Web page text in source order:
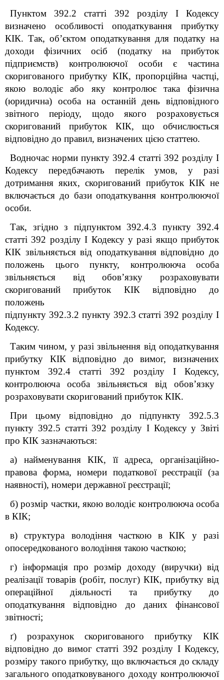
Пунктом 392.2 статті 392 розділу I Кодексу
визначено особливості оподаткування прибутку
КІК. Так, об’єктом оподаткування для податку на
доходи фізичних осіб (податку на прибуток
підприємств) контролюючої особи є частина
скоригованого прибутку КІК, пропорційна частці,
якою володіє або яку контролює така фізична
(юридична) особа на останній день відповідного
звітного періоду, щодо якого розраховується
скоригований прибуток КІК, що обчислюється
відповідно до правил, визначених цією статтею.
Водночас норми пункту 392.4 статті 392 розділу I
Кодексу передбачають перелік умов, у разі
дотримання яких, скоригований прибуток КІК не
включається до бази оподаткування контролюючої
особи.
Так, згідно з підпунктом 392.4.3 пункту 392.4
статті 392 розділу I Кодексу у разі якщо прибуток
КІК звільняється від оподаткування відповідно до
положень цього пункту, контролююча особа
звільняється від обов’язку розраховувати
скоригований прибуток КІК відповідно до
положень
підпункту 392.3.2 пункту 392.3 статті 392розділу I
Кодексу.
Таким чином, у разі звільнення від оподаткування
прибутку КІК відповідно до вимог, визначених
пунктом 392.4 статті 392 розділу I Кодексу,
контролююча особа звільняється від обов’язку
розраховувати скоригований прибуток КІК.
При цьому відповідно до підпункту 392.5.3
пункту 392.5 статті 392 розділу IКодексу у Звіті
про КІК зазначаються:
а) найменування КІК, її адреса, організаційно-
правова форма, номери податкової реєстрації (за
наявності), номери державної реєстрації;
б) розмір частки, якою володіє контролююча особа
в КІК;
в) структура володіння часткою в КІК у разі
опосередкованого володіння такою часткою;
г) інформація про розмір доходу (виручки) від
реалізації товарів (робіт, послуг) КІК, прибутку від
операційної діяльності та прибутку до
оподаткування відповідно до даних фінансової
звітності;
ґ) розрахунок скоригованого прибутку КІК
відповідно до вимог статті 392розділу IКодексу,
розміру такого прибутку, що включається до складу
загального оподатковуваного доходу контролюючої